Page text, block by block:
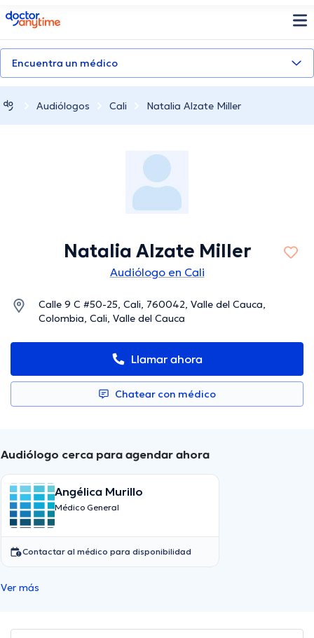
doctoranytime
Encuentra un médico
Audiólogos Cali Natalia Alzate Miller
Natalia Alzate Miller
Audiólogo en Cali
Calle 9 C #50-25, Cali, 760042, Valle del Cauca,
Colombia, Cali, Valle del Cauca
Llamar ahora
Chatear con médico
Audiólogo cerca para agendar ahora
Angélica Murillo
Médico General
Contactar al médico para disponibilidad
Ver más